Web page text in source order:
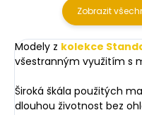
Zobrazit
Modely z kolekce
všestranným využitím s
Široká škála použitých
dlouhou životnost bez